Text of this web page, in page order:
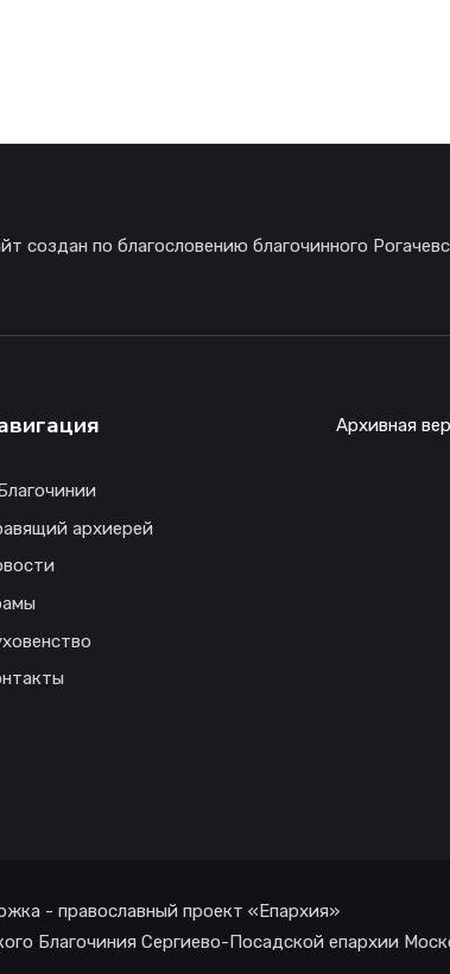
создан по благословению благочинного
архиерей
Архивная
- православный проект «Епархия»
Благочиния Сергиево-Посадской епархии